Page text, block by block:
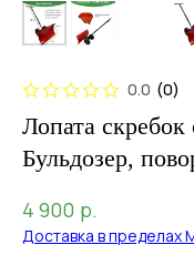
0.0 (0)
Лопата скребок
Бульдозер,
4 900 р.
Доставка в